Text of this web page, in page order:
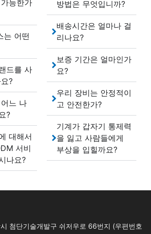
능한가
는 어떤
드를 사
?
느 나
?
대해서
서비
나요?
방법은 무엇입니까?
배송시간은 얼마나 걸
리나요?
보증 기간은 얼마인가
요?
우리 장비는 안정적이
고 안전한가?
기계가 갑자기 통제력
을 잃고 사람들에게
부상을 입힐까요?
첨단기술개발구 쉬저우로 66번지 (우편번호